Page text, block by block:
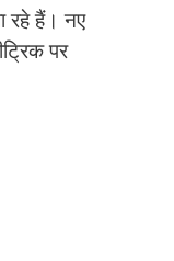
रहे हैं। नए
पर